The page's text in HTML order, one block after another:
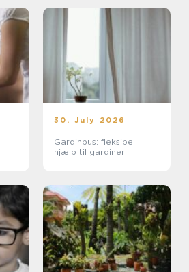
30. July 2026
Gardinbus: fleksibel
hjælp til gardiner